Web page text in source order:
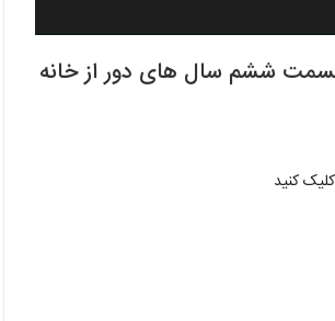
6 (ایرانی) | دانلود قسمت ششم سال های دور از خانه